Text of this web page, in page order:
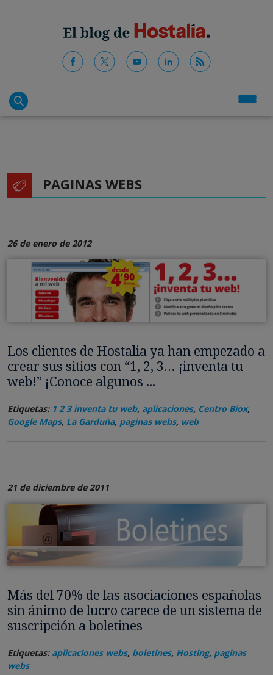
PAGINAS WEBS
26 de enero de 2012
Los clientes de Hostalia ya han empezado a
crear sus sitios con “1, 2, 3… ¡inventa tu
web!” ¡Conoce algunos ...
Etiquetas: 1 2 3 inventa tu web, aplicaciones, Centro Biox,
Google Maps, La Garduña, paginas webs, web
21 de diciembre de 2011
Más del 70% de las asociaciones españolas
sin ánimo de lucro carece de un sistema de
suscripción a boletines
Etiquetas: aplicaciones webs, boletines, Hosting, paginas
webs